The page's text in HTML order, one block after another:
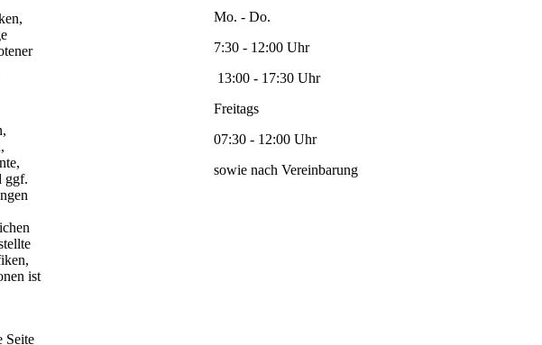
ggf.
ist
Seite
Mo. - Do.
7:30 - 12:00 Uhr
13:00 - 17:30 Uhr
Freitags
07:30 - 12:00 Uhr
sowie nach Vereinbarung